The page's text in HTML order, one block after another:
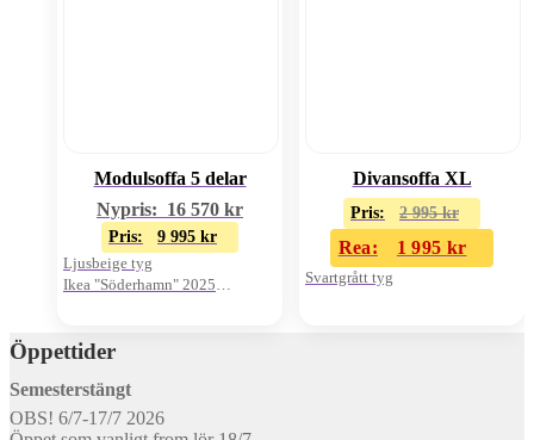
Modulsoffa 5 delar
Nypris: 16 570 kr
Pris: 9 995 kr
Ljusbeige tyg
Ikea "Söderhamn" 2025
Divansoffa XL
Pris: 2 995kr
Rea: 1 995 kr
Svartgrått tyg
Öppettider
Semesterstängt
OBS! 6/7-17/7 2026